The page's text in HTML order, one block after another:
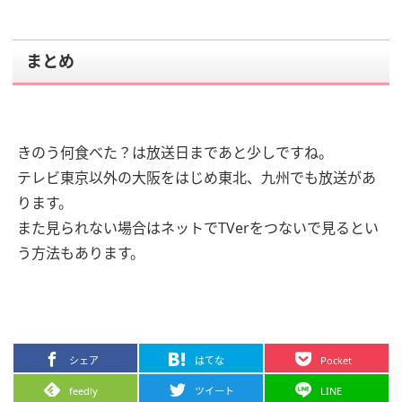
まとめ
きのう何食べた？は放送日まであと少しですね。
テレビ東京以外の大阪をはじめ東北、九州でも放送があ
ります。
また見られない場合はネットでTVerをつないで見るとい
う方法もあります。
シェア はてな Pocket
feedly ツイート LINE